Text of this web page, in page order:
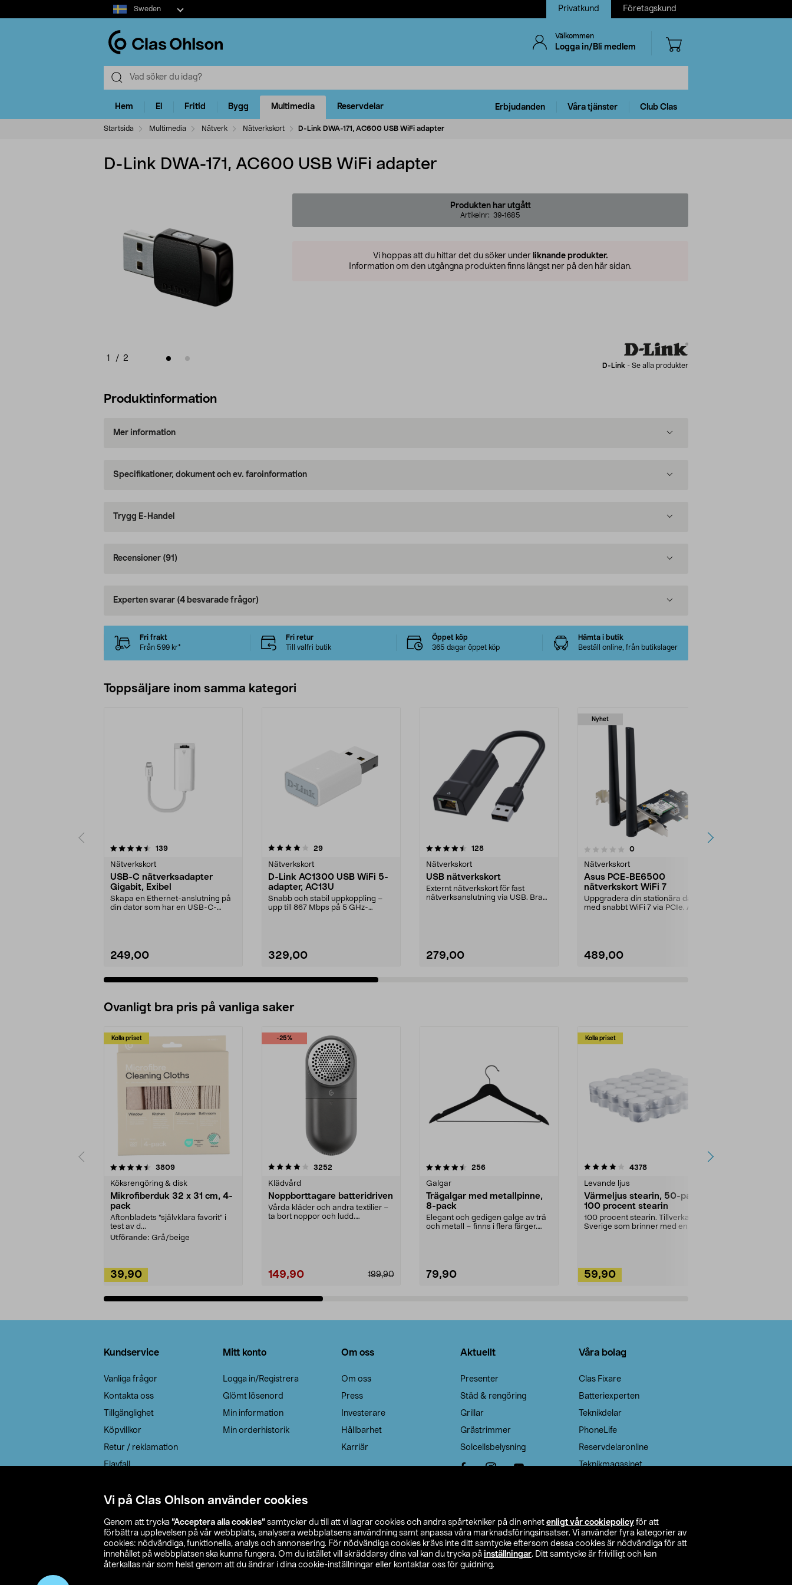
Vi på Clas Ohlson använder cookies
Genom att trycka ”Acceptera alla cookies” samtycker du till att vi lagrar cookies och andra spårtekniker på din enhet enligt vår cookiepolicy för att
förbättra upplevelsen på vår webbplats, analysera webbplatsens användning samt anpassa våra marknadsföringsinsatser. Vi använder fyra kategorier av
cookies: nödvändiga, funktionella, analys och annonsering. För nödvändiga cookies krävs inte ditt samtycke eftersom dessa cookies är nödvändiga för att
innehållet på webbplatsen ska kunna fungera. Om du istället vill skräddarsy dina val kan du trycka på inställningar. Ditt samtycke är frivilligt och kan
återkallas när som helst genom att du ändrar i dina cookie-inställningar eller kontaktar oss för guidning.
Select
market
Sweden Privatkund Företagskund
Välkommen
Logga in/Bli medlem
Hem El Fritid Bygg Multimedia Reservdelar Erbjudanden Våra tjänster Club Clas
Startsida Multimedia Nätverk Nätverkskort D-Link DWA-171, AC600 USB WiFi adapter
D-Link DWA-171, AC600 USB WiFi adapter
1 / 2
Produkten har utgått
Artikelnr: 39-1685
Vi hoppas att du hittar det du söker under liknande produkter.
Information om den utgångna produkten finns längst ner på den här sidan.
D-Link - Se alla produkter
Produktinformation
Mer information
Specifikationer, dokument och ev. faroinformation
Trygg E-Handel
Recensioner (91)
Experten svarar (4 besvarade frågor)
Fri frakt
Från 599 kr*
Fri retur
Till valfri butik
Öppet köp
365 dagar öppet köp
Hämta i butik
Beställ online, från butikslager
Toppsäljare inom samma kategori
139recensioner
Nätverkskort
USB-C nätverksadapter
Gigabit, Exibel
Skapa en Ethernet-anslutning på
din dator som har en USB-C-
249,00
4.0 av 5 stjärnor 29recensioner
Nätverkskort
D-Link AC1300 USB WiFi 5-
adapter, AC13U
Snabb och stabil uppkoppling –
upp till 867 Mbps på 5 GHz-
329,00
4.5 av 5 stjärnor 128recensioner
Nätverkskort
USB nätverkskort
Externt nätverkskort för fast
nätverksanslutning via USB. Bra
279,00
Nyhet
0.0 av 5 stjärnor 0recensioner
Nätverkskort
Asus PCE-BE6500
nätverkskort WiFi 7
Uppgradera din stationära dator
med snabbt WiFi 7 via PCIe. Asus
489,00
3.0 av 5 stjärnor
Ovanligt bra pris på vanliga saker
Kolla priset
3809recensioner
Köksrengöring & disk
Mikrofiberduk 32 x 31 cm, 4-
pack
Aftonbladets "självklara favorit” i
test av d...
Utförande: Grå/beige
39,90
-25%
4.0av 5 stjärnor 3252
Klädvård
Noppborttagare batteridriven
Vårda kläder och andra textilier –
ta bort noppor och ludd.
199,90
149,90
4.5av 5 stjärnor 256recensioner
Galgar
Trägalgar med metallpinne,
8-pack
Elegant och gedigen galge av trä
och metall – finns i flera färger.
79,90
Kolla priset
4.0av 5 stjärnor 4378recensioner
Levande ljus
Värmeljus stearin, 50-pack,
100 procent stearin
100 procent stearin. Tillverkade i
Sverige som brinner med en
59,90
4.5av 5 stjärnor
Kundservice
Vanliga frågor
Kontakta oss
Tillgänglighet
Köpvillkor
Retur / reklamation
Elavfall
Leveransalternativ
Mitt konto
Logga in/Registrera
Glömt lösenord
Min information
Min orderhistorik
Om oss
Om oss
Press
Investerare
Hållbarhet
Karriär
Aktuellt
Presenter
Städ & rengöring
Grillar
Grästrimmer
Solcellsbelysning
Våra bolag
Clas Fixare
Batteriexperten
Teknikdelar
PhoneLife
Reservdelaronline
Teknikmagasinet